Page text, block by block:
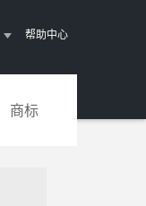
帮助中心
商标